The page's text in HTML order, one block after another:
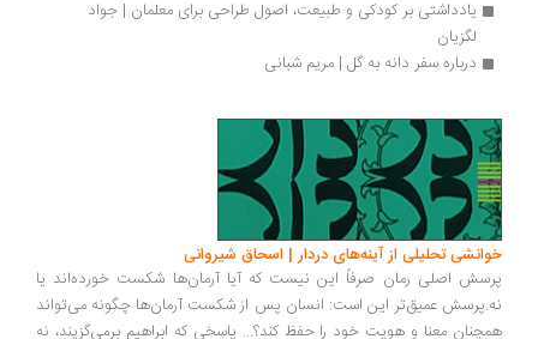
درباره سفر دانه به گل | مریم شبانی
تحلیلی از آینه‌های دردار | اسحاق شیروانی
اصلی رمان صرفاً این نیست که آیا آرمان‌ها شکست خورده‌اند یا
عمیق‌تر این است: انسان پس از شکست آرمان‌ها چگونه می‌تواند
معنا و هویت خود را حفظ کند؟... پاسخی که ابراهیم برمی‌گزیند، نه